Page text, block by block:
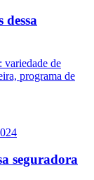
dessa
variedade de
programa de
seguradora